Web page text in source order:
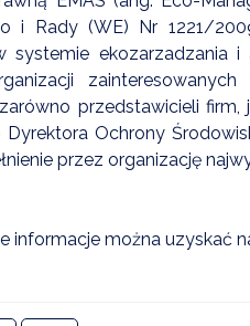
i Rady (WE) Nr 1221/
systemie ekozarzadzania
przedstawicieli
Dyrektora Ochrony
przez organizację
informacje można uzyskać